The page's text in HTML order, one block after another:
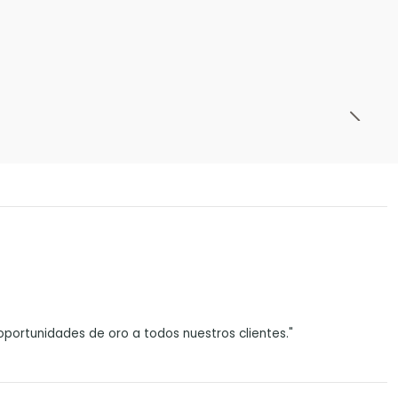
de oro a todos nuestros clientes."